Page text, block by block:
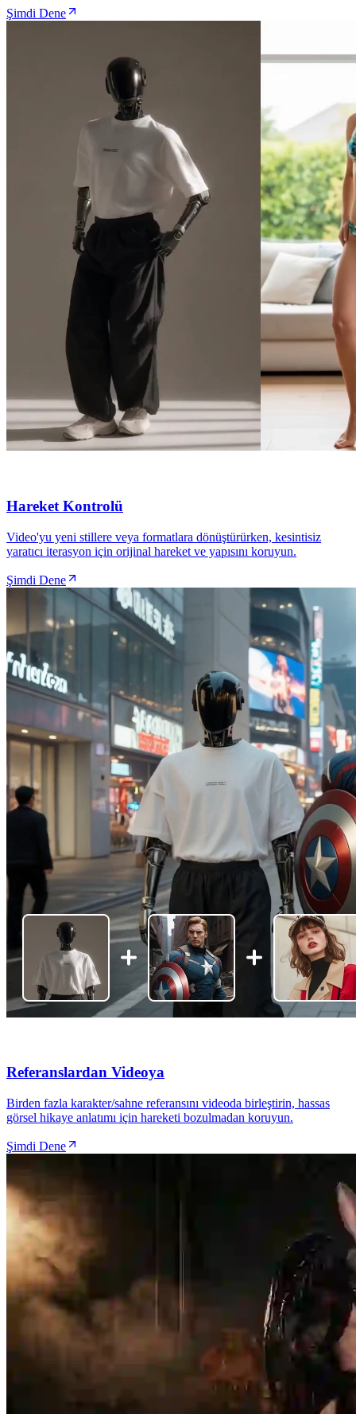
Şimdi Dene
Hareket Kontrolü
Video'yu yeni stillere veya formatlara dönüştürürken, kesintisiz
yaratıcı iterasyon için orijinal hareket ve yapısını koruyun.
Şimdi Dene
Referanslardan Videoya
Birden fazla karakter/sahne referansını videoda birleştirin, hassas
görsel hikaye anlatımı için hareketi bozulmadan koruyun.
Şimdi Dene